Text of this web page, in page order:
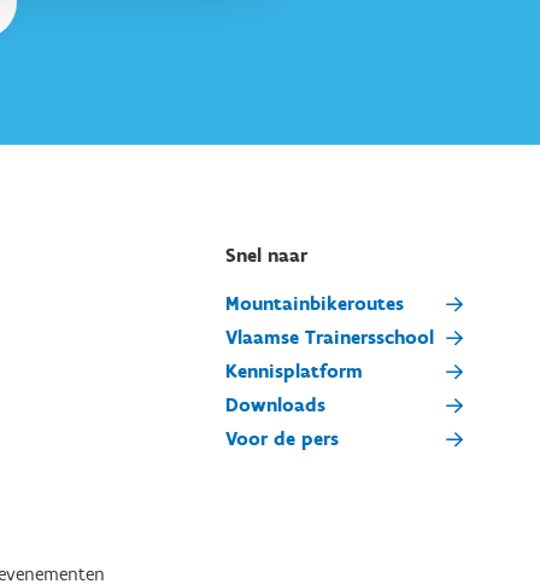
Snel naar
Mountainbikeroutes
Vlaamse Trainersschool
Kennisplatform
Downloads
Voor de pers